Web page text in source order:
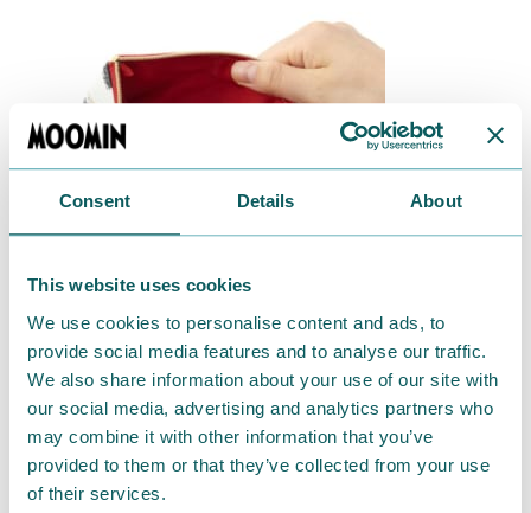
Consent Details About
This website uses cookies
We use cookies to personalise content and ads, to
provide social media features and to analyse our traffic.
We also share information about your use of our site with
our social media, advertising and analytics partners who
may combine it with other information that you’ve
provided to them or that they’ve collected from your use
of their services.
[素材]表地：合成皮革 裏地：ポリエステル
[サイズ]約H15×W20×D1cm